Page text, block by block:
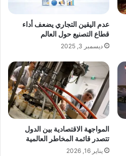
عدم اليقين التجاري يضعف أداء
قطاع التصنيع حول العالم
ديسمبر 3, 2025
المواجهة الاقتصادية بين الدول
تتصدر قائمة المخاطر العالمية
يناير 16, 2026